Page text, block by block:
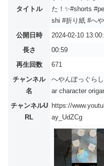
タイトル
た！✨#shorts
shi #折り紙 #へ
公開日時
2024-02-10
長さ
00:59
再生回数
671
チャンネル
名
へやんぽっぐら
ar character
チャンネルU
RL
https://
ay_UdZCg